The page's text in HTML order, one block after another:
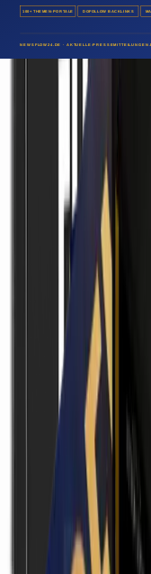
14. Juli 2026
Wirtschaft & Finanzen
„Reich mit
Superzyklus und
Wirtschaft & Finanzen
„Sprenge Deine
Warum
festes